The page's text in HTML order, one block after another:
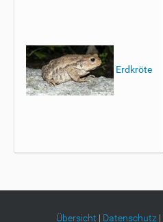
Erdkröte
Übersicht | Datenschutz|